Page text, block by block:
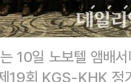
10일 노보텔 앰배
19회 KGS-KHK 정